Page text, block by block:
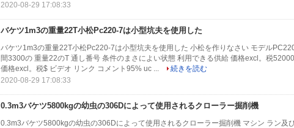
2020-08-29 17:08:33
バケツ1m3の重量22T小松Pc220-7は小型坑夫を使用した
バケツ1m3の重量22T小松Pc220-7は小型坑夫を使用した 小松を作りなさい モデル
間3300の 重量22のT 通し番号 条件のまさによい状態 利用できる供給 価格excl。税
価格excl。税$ ビデオ リンク コメント95% uc ...
続きを読む
2020-08-29 17:08:33
0.3m3バケツ5800kgの幼虫の306Dによって使用されるクローラー掘削機
0.3m3バケツ5800kgの幼虫の306Dによって使用されるクローラー掘削機 マシン ラン及